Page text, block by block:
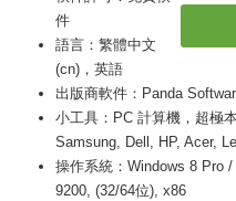
件
語言：繁體中文
(cn)，英語
出版商軟件：Panda
小工具：PC 計算機，超極
Samsung, Dell, HP, Acer,
操作系統：Windows 8 Pro
9200, (32/64位), x86